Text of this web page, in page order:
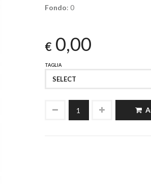
Fondo: 0
€ 0,00
TAGLIA
SELECT